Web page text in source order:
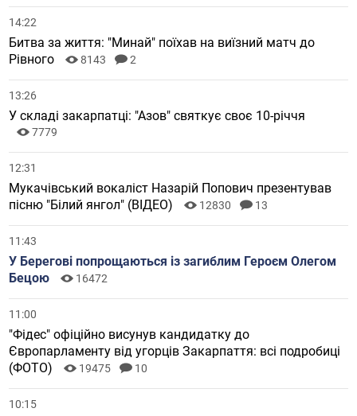
14:22
Битва за життя: "Минай" поїхав на виїзний матч до
Рівного
8143 2
13:26
У складі закарпатці: "Азов" святкує своє 10-річчя
7779
12:31
Мукачівський вокаліст Назарій Попович презентував
пісню "Білий янгол" (ВІДЕО)
12830 13
11:43
У Берегові попрощаються із загиблим Героєм Олегом
Бецою
16472
11:00
"Фідес" офіційно висунув кандидатку до
Європарламенту від угорців Закарпаття: всі подробиці
(ФОТО)
19475 10
10:15